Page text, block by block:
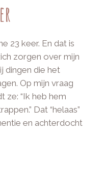
23 keer. En dat is
zorgen over mijn
dingen die het
Op mijn vraag
ze: “Ik heb hem
Dat “helaas”
en achterdocht